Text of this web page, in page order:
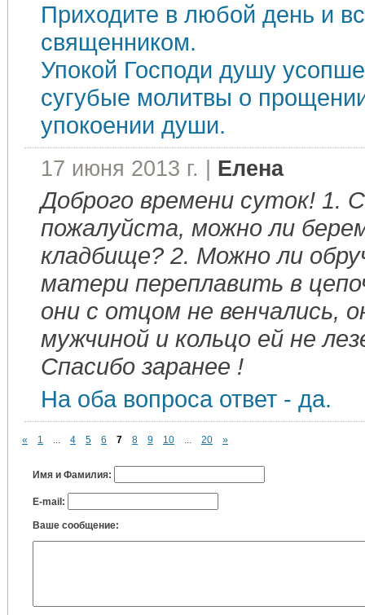
Приходите в любой день и
священником.
Упокой Господи душу
сугубые молитвы о
упокоении души.
17 июня 2013 г. | Елена
Доброго времени суток! 1.
пожалуйста, можно ли
кладбище? 2. Можно ли
матери переплавить в
они с отцом не венчались,
мужчиной и кольцо ей не
Спасибо заранее !
На оба вопроса ответ - да.
« 1 ... 4 5 6 7 8 9 10 ... 20 »
Имя и Фамилия:
E-mail:
Ваше сообщение: